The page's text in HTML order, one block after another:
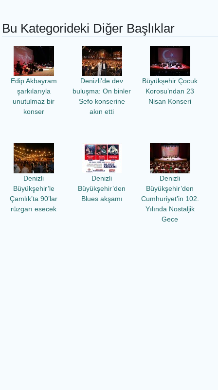
Bu Kategorideki Diğer Başlıklar
Edip Akbayram
şarkılarıyla
unutulmaz bir
konser
Denizli’de dev
buluşma: On binler
Sefo konserine
akın etti
Büyükşehir Çocuk
Korosu’ndan 23
Nisan Konseri
Denizli
Büyükşehir’le
Çamlık’ta 90’lar
rüzgarı esecek
Denizli
Büyükşehir’den
Blues akşamı
Denizli
Büyükşehir’den
Cumhuriyet’in 102.
Yılında Nostaljik
Gece